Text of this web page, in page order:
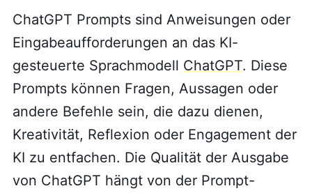
ChatGPT Prompts sind Anweisungen oder
Eingabeaufforderungen an das KI-
gesteuerte Sprachmodell ChatGPT. Diese
Prompts können Fragen, Aussagen oder
andere Befehle sein, die dazu dienen,
Kreativität, Reflexion oder Engagement der
KI zu entfachen. Die Qualität der Ausgabe
von ChatGPT hängt von der Prompt-